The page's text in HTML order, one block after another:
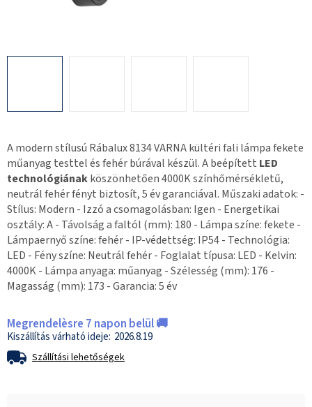
A modern stílusú Rábalux 8134 VARNA kültéri fali lámpa fekete
műanyag testtel és fehér búrával készül. A beépített LED
technológiánakköszönhetően 4000K színhőmérsékletű,
neutrál fehér fényt biztosít, 5 év garanciával. Műszaki adatok: -
Stílus: Modern - Izzó a csomagolásban: Igen - Energetikai
osztály: A - Távolság a faltól (mm): 180 - Lámpa színe: fekete -
Lámpaernyő színe: fehér - IP-védettség: IP54 - Technológia:
LED - Fény színe: Neutrál fehér - Foglalat típusa: LED - Kelvin:
4000K - Lámpa anyaga: műanyag - Szélesség (mm): 176 -
Magasság (mm): 173 - Garancia: 5 év
Megrendelèsre 7 napon belül 🚚
2026.8.19
Szállítási lehetőségek